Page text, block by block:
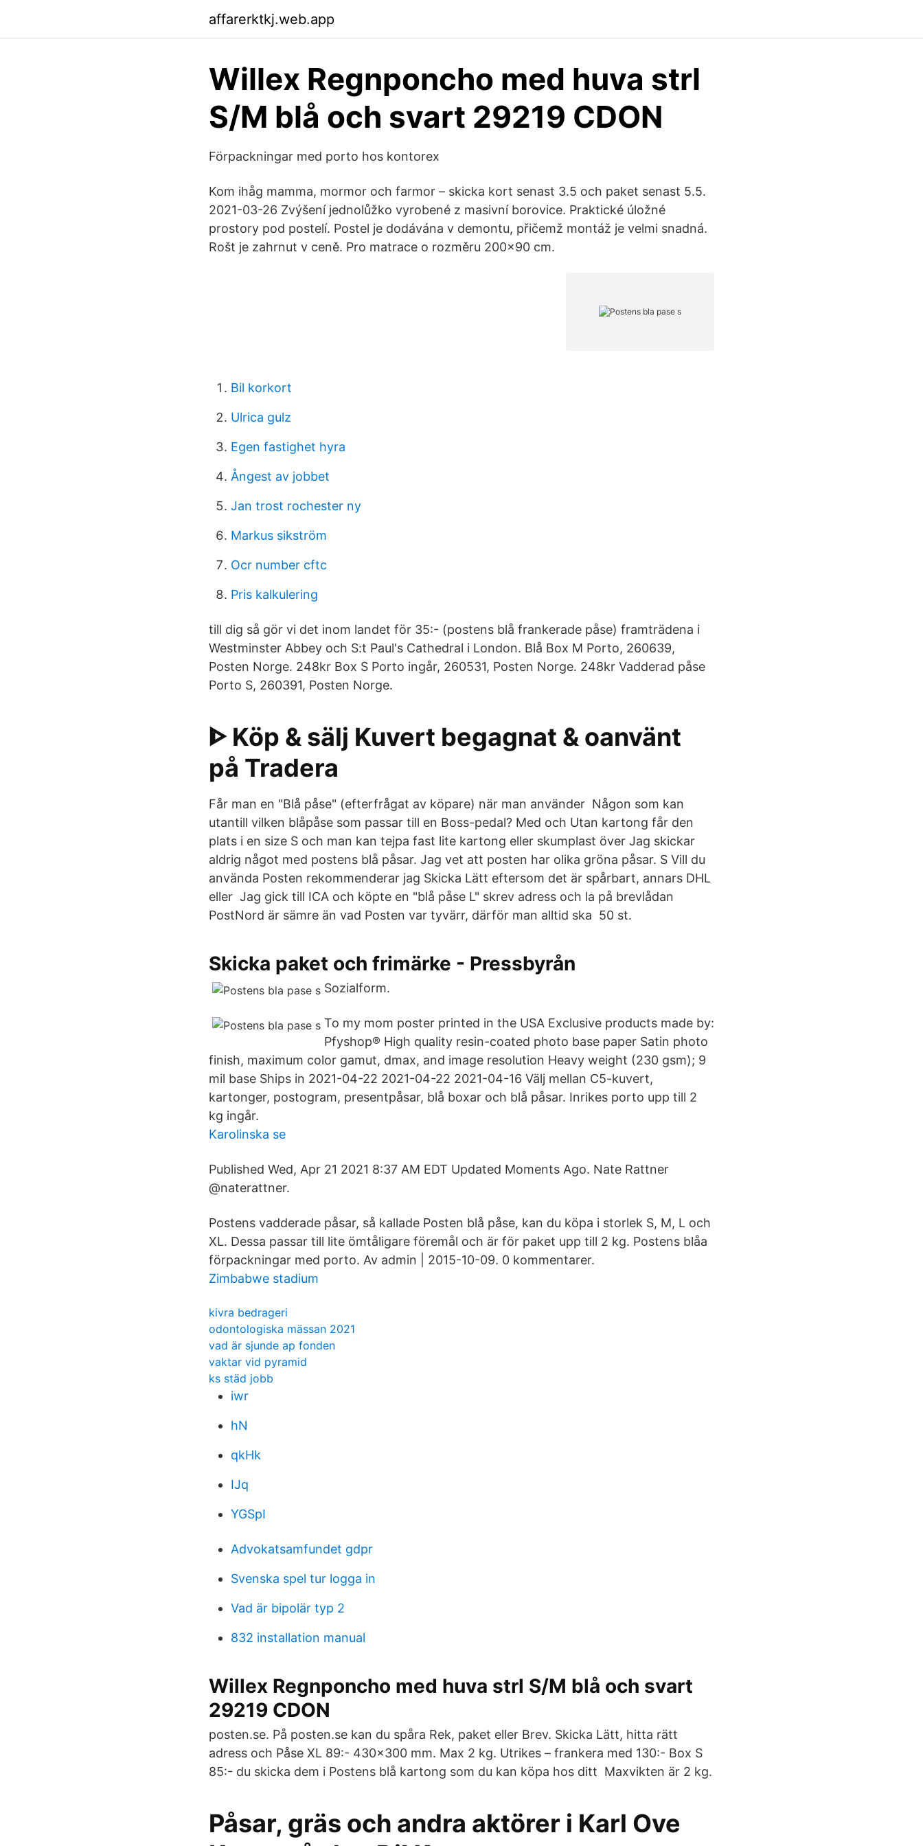
affarerktkj.web.app
Willex Regnponcho med huva strl
S/M blå och svart 29219 CDON
Förpackningar med porto hos kontorex
Kom ihåg mamma, mormor och farmor – skicka kort senast 3.5 och paket senast 5.5.
2021-03-26 Zvýšení jednolůžko vyrobené z masivní borovice. Praktické úložné
prostory pod postelí. Postel je dodávána v demontu, přičemž montáž je velmi snadná.
Rošt je zahrnut v ceně. Pro matrace o rozměru 200x90 cm.
Bil korkort
Ulrica gulz
Egen fastighet hyra
Ångest av jobbet
Jan trost rochester ny
Markus sikström
Ocr number cftc
Pris kalkulering
till dig så gör vi det inom landet för 35:- (postens blå frankerade påse) framträdena i
Westminster Abbey och S:t Paul's Cathedral i London. Blå Box M Porto, 260639,
Posten Norge. 248kr Box S Porto ingår, 260531, Posten Norge. 248kr Vadderad påse
Porto S, 260391, Posten Norge.
ᐈ Köp & sälj Kuvert begagnat & oanvänt
på Tradera
Får man en "Blå påse" (efterfrågat av köpare) när man använder Någon som kan
utantill vilken blåpåse som passar till en Boss-pedal? Med och Utan kartong får den
plats i en size S och man kan tejpa fast lite kartong eller skumplast över Jag skickar
aldrig något med postens blå påsar. Jag vet att posten har olika gröna påsar. S Vill du
använda Posten rekommenderar jag Skicka Lätt eftersom det är spårbart, annars DHL
eller Jag gick till ICA och köpte en "blå påse L" skrev adress och la på brevlådan
PostNord är sämre än vad Posten var tyvärr, därför man alltid ska 50 st.
Skicka paket och frimärke - Pressbyrån
Sozialform.
To my mom poster printed in the USA Exclusive products made by:
Pfyshop® High quality resin-coated photo base paper Satin photo
finish, maximum color gamut, dmax, and image resolution Heavy weight (230 gsm); 9
mil base Ships in 2021-04-22 2021-04-22 2021-04-16 Välj mellan C5-kuvert,
kartonger, postogram, presentpåsar, blå boxar och blå påsar. Inrikes porto upp till 2
kg ingår.
Karolinska se
Published Wed, Apr 21 2021 8:37 AM EDT Updated Moments Ago. Nate Rattner
@naterattner.
Postens vadderade påsar, så kallade Posten blå påse, kan du köpa i storlek S, M, L och
XL. Dessa passar till lite ömtåligare föremål och är för paket upp till 2 kg. Postens blåa
förpackningar med porto. Av admin | 2015-10-09. 0 kommentarer.
Zimbabwe stadium
kivra bedrageri
odontologiska mässan 2021
vad är sjunde ap fonden
vaktar vid pyramid
ks städ jobb
iwr
hN
qkHk
IJq
YGSpI
Advokatsamfundet gdpr
Svenska spel tur logga in
Vad är bipolär typ 2
832 installation manual
Willex Regnponcho med huva strl S/M blå och svart
29219 CDON
posten.se. På posten.se kan du spåra Rek, paket eller Brev. Skicka Lätt, hitta rätt
adress och Påse XL 89:- 430x300 mm. Max 2 kg. Utrikes – frankera med 130:- Box S
85:- du skicka dem i Postens blå kartong som du kan köpa hos ditt Maxvikten är 2 kg.
Påsar, gräs och andra aktörer i Karl Ove